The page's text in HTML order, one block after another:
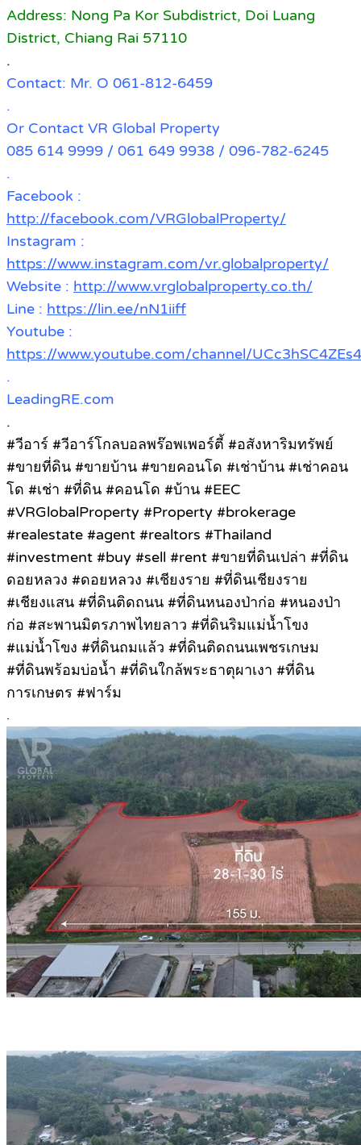
Address: Nong Pa Kor Subdistrict, Doi Luang
District, Chiang Rai 57110
.
Contact: Mr. O 061-812-6459
.
Or Contact VR Global Property
085 614 9999 / 061 649 9938 / 096-782-6245
.
Facebook :
http://facebook.com/VRGlobalProperty/
Instagram :
https://www.instagram.com/vr.globalproperty/
Website : http://www.vrglobalproperty.co.th/
Line : https://lin.ee/nN1iiff
Youtube :
https://www.youtube.com/channel/
.
LeadingRE.com
.
#วีอาร์ #วีอาร์โกลบอลพร๊อพเพอร์ตี้ #อสังหาริมทรัพย์
#ขายที่ดิน #ขายบ้าน #ขายคอนโด #เช่าบ้าน #เช่าคอน
โด #เช่า #ที่ดิน #คอนโด #บ้าน #EEC
#VRGlobalProperty #Property #brokerage
#realestate #agent #realtors #Thailand
#investment #buy #sell #rent #ขายที่ดินเปล่า #ที่ดิน
ดอยหลวง #ดอยหลวง #เชียงราย #ที่ดินเชียงราย
#เชียงแสน #ที่ดินติดถนน #ที่ดินหนองป่าก่อ #หนองป่า
ก่อ #สะพานมิตรภาพไทยลาว #ที่ดินริมแม่น้ำโขง
#แม่น้ำโขง #ที่ดินถมแล้ว #ที่ดินติดถนนเพชรเกษม
#ที่ดินพร้อมบ่อน้ำ #ที่ดินใกล้พระธาตุผาเงา #ที่ดิน
การเกษตร #ฟาร์ม
.